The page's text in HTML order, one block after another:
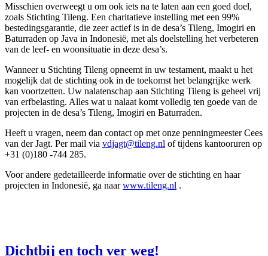
Misschien overweegt u om ook iets na te laten aan een goed doel,
zoals Stichting Tileng. Een charitatieve instelling met een 99%
bestedingsgarantie, die zeer actief is in de desa’s Tileng, Imogiri en
Baturraden op Java in Indonesië, met als doelstelling het verbeteren
van de leef- en woonsituatie in deze desa’s.
Wanneer u Stichting Tileng opneemt in uw testament, maakt u het
mogelijk dat de stichting ook in de toekomst het belangrijke werk
kan voortzetten. Uw nalatenschap aan Stichting Tileng is geheel vrij
van erfbelasting. Alles wat u nalaat komt volledig ten goede van de
projecten in de desa’s Tileng, Imogiri en Baturraden.
Heeft u vragen, neem dan contact op met onze penningmeester Cees
van der Jagt. Per mail via vdjagt@tileng.nl of tijdens kantooruren op
+31 (0)180 -744 285.
Voor andere gedetailleerde informatie over de stichting en haar
projecten in Indonesië, ga naarwww.tileng.nl .
Dichtbij en toch ver weg!